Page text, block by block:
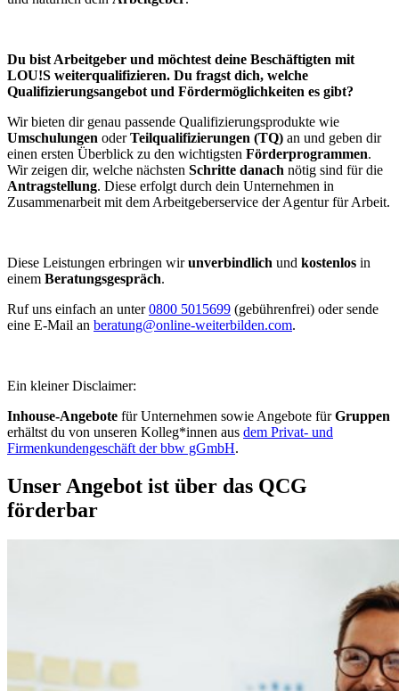
Du bist Arbeitgeber und möchtest deine Beschäftigten mit
LOU!S weiterqualifizieren. Du fragst dich, welche
Qualifizierungsangebot und Fördermöglichkeiten es gibt?
Wir bieten dir genau passende Qualifizierungsprodukte wie
Umschulungen oderTeilqualifizierungen (TQ) an und geben dir
einen ersten Überblick zu den wichtigsten Förderprogrammen.
Wir zeigen dir, welche nächsten Schritte danach nötig sind für die
Antragstellung. Diese erfolgt durch dein Unternehmen in
Zusammenarbeit mit dem Arbeitgeberservice der Agentur für Arbeit.
Diese Leistungen erbringen wirunverbindlich und kostenlos in
einem Beratungsgespräch.
Ruf uns einfach an unter0800 5015699 (gebührenfrei) oder sende
eine E-Mail an beratung@online-weiterbilden.com.
Ein kleiner Disclaimer:
Inhouse-Angebote für Unternehmen sowie Angebote fürGruppen
erhältst du von unseren Kolleg*innen aus dem Privat- und
Firmenkundengeschäft der bbw gGmbH.
Unser Angebot ist über das QCG
förderbar